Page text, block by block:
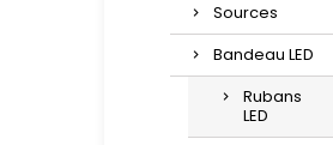
Sources
Bandeau LED
Rubans
LED